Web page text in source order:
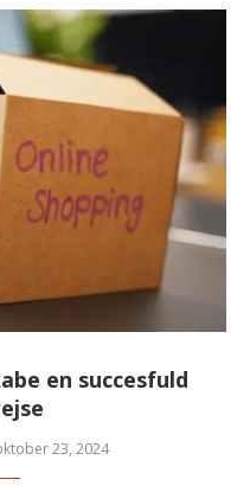
en succesfuld
23, 2024